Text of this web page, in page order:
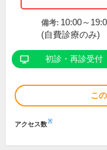
備考: 10:00～
(自費診療のみ)
初診・再診受付
こ
アクセス数※